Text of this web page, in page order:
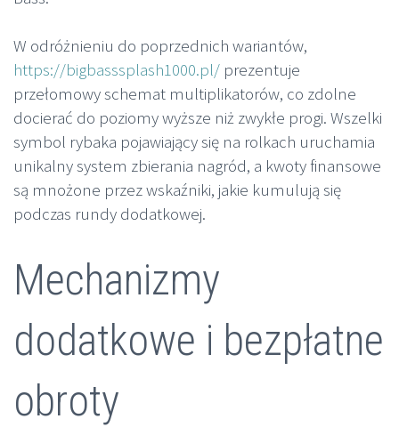
W odróżnieniu do poprzednich wariantów,
https://bigbasssplash1000.pl/ prezentuje
przełomowy schemat multiplikatorów, co zdolne
docierać do poziomy wyższe niż zwykłe progi. Wszelki
symbol rybaka pojawiający się na rolkach uruchamia
unikalny system zbierania nagród, a kwoty finansowe
są mnożone przez wskaźniki, jakie kumulują się
podczas rundy dodatkowej.
Mechanizmy
dodatkowe i bezpłatne
obroty